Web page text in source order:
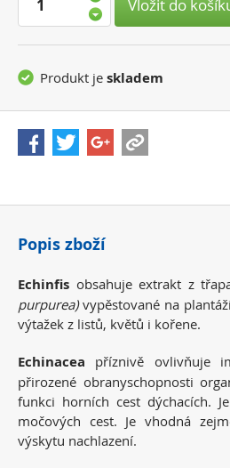
Vložit do
Produkt je skladem
Popis zboží
Echinfis obsahuje extrakt z
purpurea)vypěstované na
výtažek z listů, květů i kořene.
Echinacea příznivě ovlivňuje
přirozené obranyschopnosti
funkci horních cest dýchacích.
močových cest. Je vhodná
výskytu nachlazení.